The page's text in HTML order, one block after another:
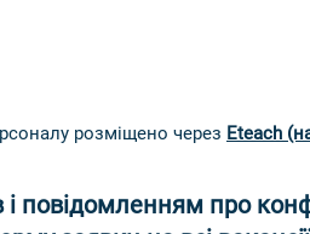
розміщено через Eteach
повідомленням про